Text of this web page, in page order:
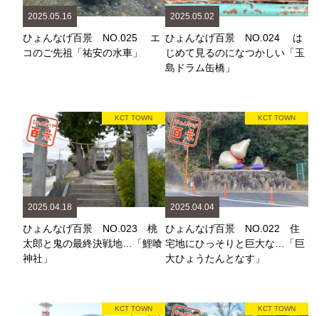
2025.05.16
ひょんなげ百景 NO.025 エ
コのご先祖「祐安の水車」
2025.05.02
ひょんなげ百景 NO.024 は
じめて見るのになつかしい「玉
島ドラム缶橋」
KCT TOWN
2025.04.18
ひょんなげ百景 NO.023 桃
太郎と鬼の最終決戦地…「鯉喰
神社」
KCT TOWN
2025.04.04
ひょんなげ百景 NO.022 住
宅地にひっそりと巨大な…「巨
大ひょうたんとなす」
KCT TOWN KCT TOWN